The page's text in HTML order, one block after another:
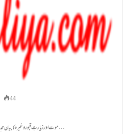
44
موت اورزیارتِ قبوروغیرہ کابیان حمد ِ باری تعالیٰ: سب خوبیا ں اس ذا ت کے لئے ہیں جوحمد کی مستحق…